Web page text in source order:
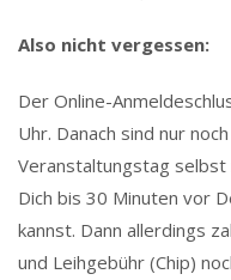
Also nicht vergessen:
Der Online-
Uhr. Danach sind nur
Veranstaltungstag selbst
Dich bis 30 Minuten vor
kannst. Dann allerdings
und Leihgebühr (Chip)